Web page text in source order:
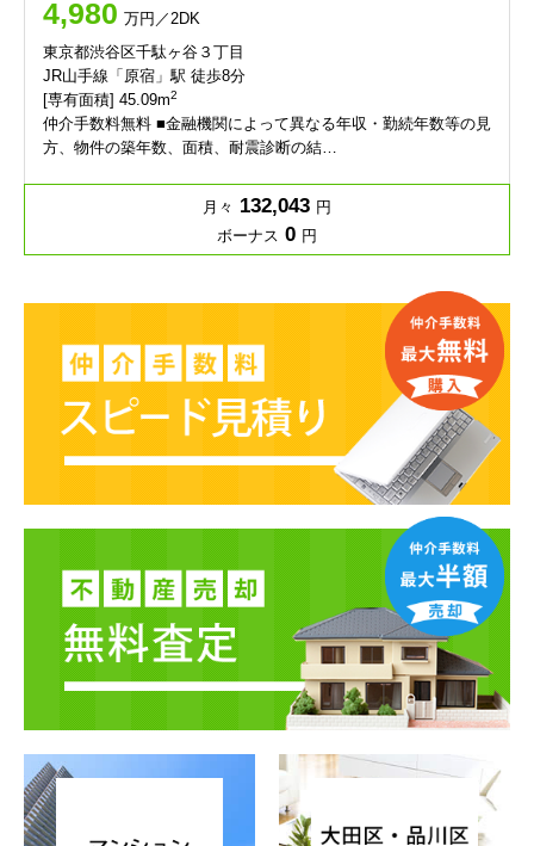
4,980 万円／2DK
東京都渋谷区千駄ヶ谷３丁目
JR山手線「原宿」駅 徒歩8分
[専有面積] 45.09m2
仲介手数料無料 ■金融機関によって異なる年収・勤続年数等の見
方、物件の築年数、面積、耐震診断の結…
月々 132,043 円
ボーナス 0 円